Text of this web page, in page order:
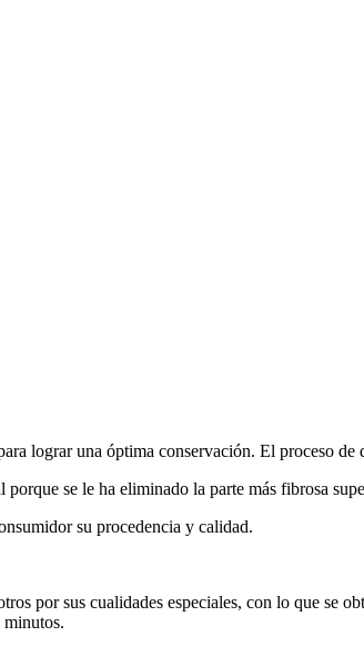
lograr una óptima conservación. El proceso de
se le ha eliminado la parte más fibrosa
su procedencia y calidad.
por sus cualidades especiales, con lo que se